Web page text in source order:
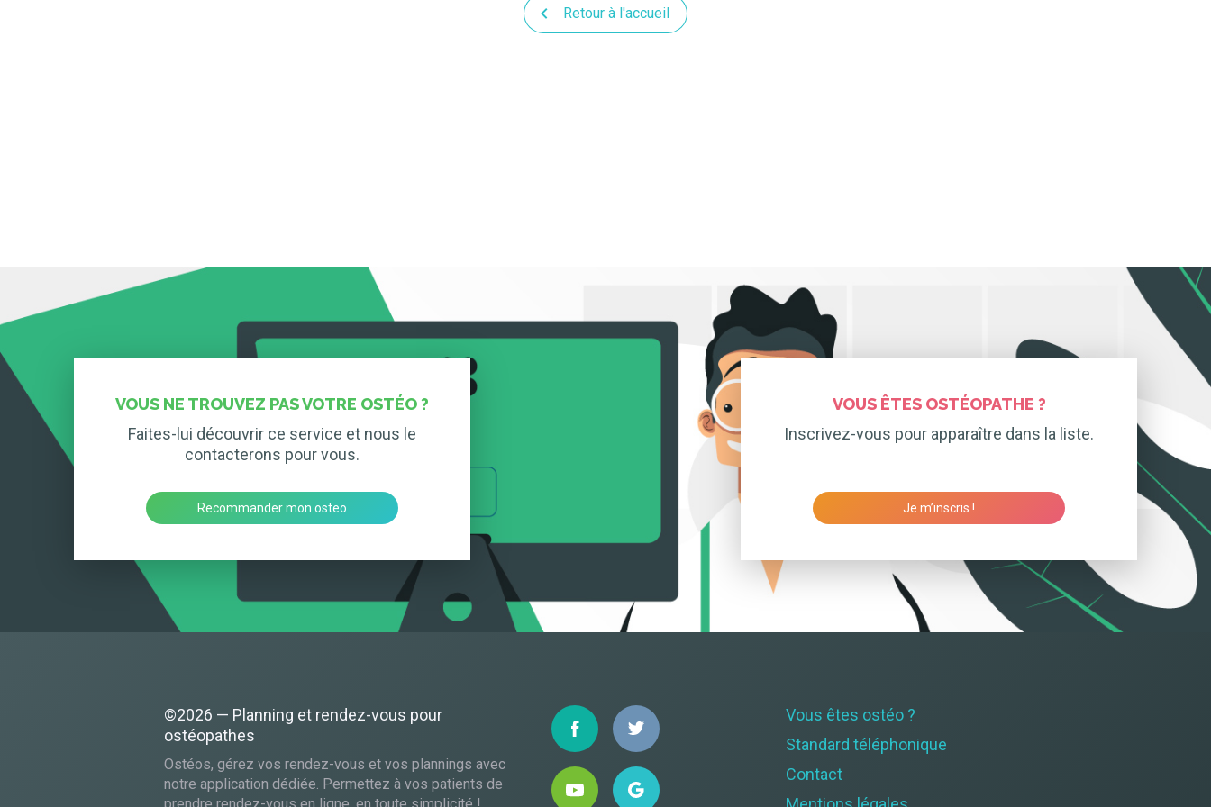
Retour à l'accueil
VOUS NE TROUVEZ PAS VOTRE OSTÉO ?
Faites-lui découvrir ce service et nous le
contacterons pour vous.
Recommander mon osteo
VOUS ÊTES OSTÉOPATHE ?
Inscrivez-vous pour apparaître dans la liste.
Je m’inscris !
Vous êtes ostéo ?
Standard téléphonique
Contact
©2026 — Planning et rendez-vous pour
ostéopathes
Ostéos, gérez vos rendez-vous et vos plannings avec
notre application dédiée. Permettez à vos patients de